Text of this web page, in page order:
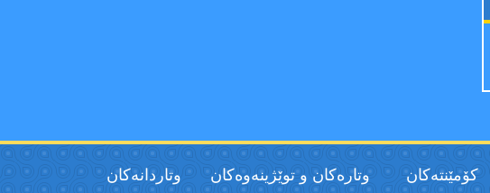
كۆمێنتەكان وتارەکان و توێژینەوەکان وتاردانەكان